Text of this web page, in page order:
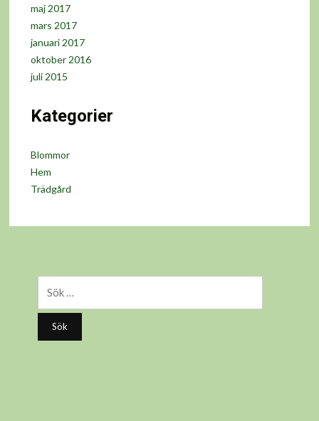
maj 2017
mars 2017
januari 2017
oktober 2016
juli 2015
Kategorier
Blommor
Hem
Trädgård